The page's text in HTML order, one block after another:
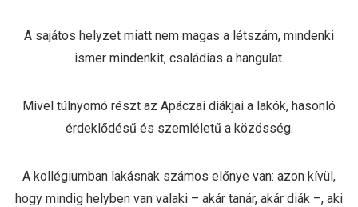
A sajátos helyzet miatt nem magas a létszám, mindenki
ismer mindenkit, családias a hangulat.
Mivel túlnyomó részt az Apáczai diákjai a lakók, hasonló
érdeklődésű és szemléletű a közösség.
A kollégiumban lakásnak számos előnye van: azon kívül,
hogy mindig helyben van valaki – akár tanár, akár diák –, aki